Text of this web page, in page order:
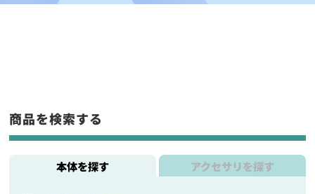
商品を検索する
本体を探す アクセサリを探す